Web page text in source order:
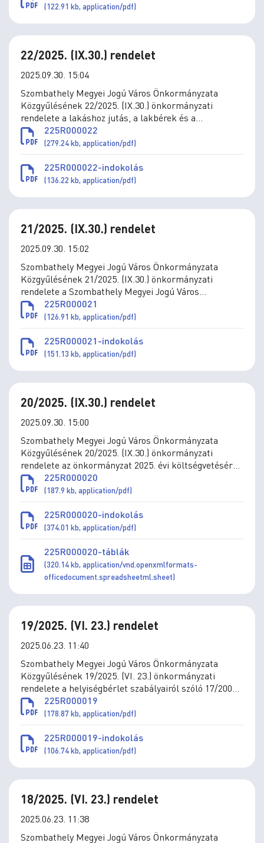
(122.91 kb, application/pdf)
22/2025. (IX.30.) rendelet
2025.09.30. 15:04
Szombathely Megyei Jogú Város Önkormányzata
Közgyűlésének 22/2025. (IX.30.) önkormányzati
rendelete a lakáshoz jutás, a lakbérek és a
lakbértámogatás, az önkormányzat által a
lakásvásárláshoz és építéshez nyújtott támogatások
szabályai megállapításáról szóló 36/2010. (XII.1.)
önkormányzati rendelet módosításáról
225R000022
(279.24 kb, application/pdf)
225R000022-indokolás
(136.22 kb, application/pdf)
21/2025. (IX.30.) rendelet
2025.09.30. 15:02
Szombathely Megyei Jogú Város Önkormányzata
Közgyűlésének 21/2025. (IX.30.) önkormányzati
rendelete a Szombathely Megyei Jogú Város
Önkormányzata kizárólagos tulajdonában álló
Szombathelyi Parkfenntartási Korlátolt Felelősségű
Társaság megszüntetéséről és az önkormányzati
feladatellátásnak költségvetési szerv által történő
átvételéről
225R000021
(126.91 kb, application/pdf)
225R000021-indokolás
(151.13 kb, application/pdf)
20/2025. (IX.30.) rendelet
2025.09.30. 15:00
Szombathely Megyei Jogú Város Önkormányzata
Közgyűlésének 20/2025. (IX.30.) önkormányzati
rendelete az önkormányzat 2025. évi költségvetéséről
szóló 4/2025. (II.28.) önkormányzati rendelet
módosításáról
225R000020
(187.9 kb, application/pdf)
225R000020-indokolás
(374.01 kb, application/pdf)
225R000020-táblák
(320.14 kb, application/vnd.openxmlformats-
officedocument.spreadsheetml.sheet)
19/2025. (VI. 23.) rendelet
2025.06.23. 11:40
Szombathely Megyei Jogú Város Önkormányzata
Közgyűlésének 19/2025. (VI. 23.) önkormányzati
rendelete a helyiségbérlet szabályairól szóló 17/2006.
(V.25.) önkormányzati rendelet módosításáról
225R000019
(178.87 kb, application/pdf)
225R000019-indokolás
(106.74 kb, application/pdf)
18/2025. (VI. 23.) rendelet
2025.06.23. 11:38
Szombathely Megyei Jogú Város Önkormányzata